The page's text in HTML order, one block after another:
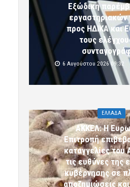
Εξώδικη
εργαστηριακών
προς ΗΔΙΚΑ και
τους
6 Αυγούστου 2026 09:32
ΕΛΛΑΔΑ
ΑΚΚΕΛ: Η
Επιτροπή
καταγγελίες του
τις ευθύνες της
κυβέρνησης σε
αποζημιώσεις